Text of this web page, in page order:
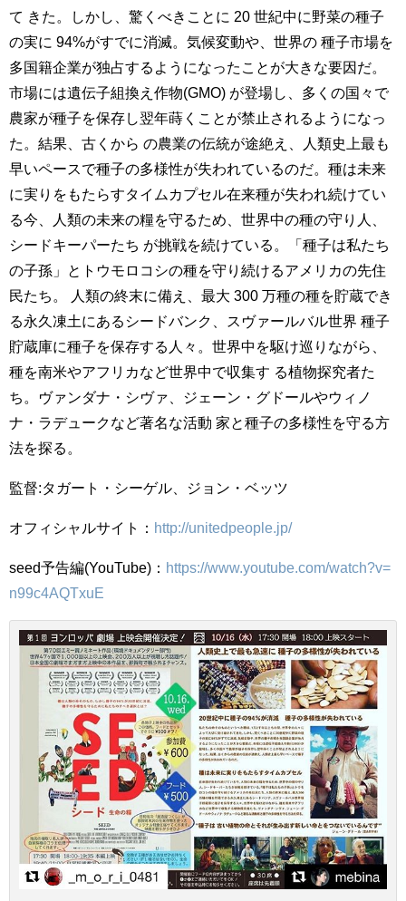
て きた。しかし、驚くべきことに 20 世紀中に野菜の種子
の実に 94%がすでに消滅。気候変動や、世界の 種子市場を
多国籍企業が独占するようになったことが大きな要因だ。
市場には遺伝子組換え作物(GMO) が登場し、多くの国々で
農家が種子を保存し翌年蒔くことが禁止されるようになっ
た。結果、古くから の農業の伝統が途絶え、人類史上最も
早いペースで種子の多様性が失われているのだ。種は未来
に実りをもたらすタイムカプセル在来種が失われ続けてい
る今、人類の未来の糧を守るため、世界中の種の守り人、
シードキーパーたち が挑戦を続けている。「種子は私たち
の子孫」とトウモロコシの種を守り続けるアメリカの先住
民たち。 人類の終末に備え、最大 300 万種の種を貯蔵でき
る永久凍土にあるシードバンク、スヴァールバル世界 種子
貯蔵庫に種子を保存する人々。世界中を駆け巡りながら、
種を南米やアフリカなど世界中で収集す る植物探究者た
ち。ヴァンダナ・シヴァ、ジェーン・グドールやウィノ
ナ・ラデュークなど著名な活動 家と種子の多様性を守る方
法を探る。
監督:タガート・シーゲル、ジョン・ベッツ
オフィシャルサイト： http://unitedpeople.jp/
seed予告編(YouTube)： https://www.youtube.com/watch?v=
n99c4AQTxuE